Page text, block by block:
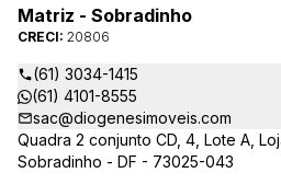
Matriz - Sobradinho
CRECI: 20806
(61) 3034-1415
(61) 4101-8555
sac@diogenesimoveis.com
Quadra 2 conjunto CD, 4, Lote A,
Sobradinho - DF - 73025-043